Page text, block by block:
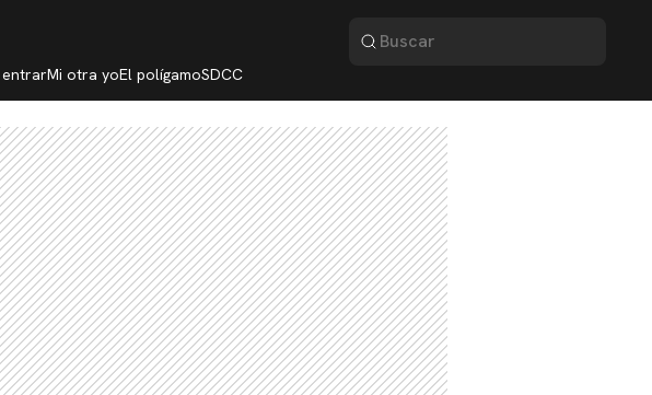
entrarMi otra yoEl polígamoSDCC